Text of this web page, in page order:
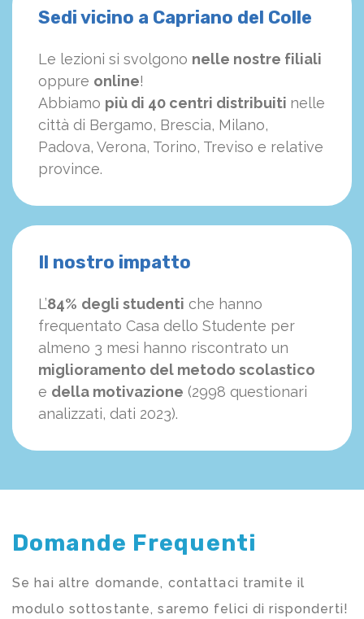
Sedi vicino a Capriano del Colle
Le lezioni si svolgono nelle nostre filiali
oppure online!
Abbiamo più di 40 centri distribuiti nelle
città di Bergamo, Brescia, Milano,
Padova, Verona, Torino, Treviso e relative
province.
Il nostro impatto
L’84% degli studenti che hanno
frequentato Casa dello Studente per
almeno 3 mesi hanno riscontrato un
miglioramento del metodo scolastico
e della motivazione (2998 questionari
analizzati, dati 2023).
Domande Frequenti
Se hai altre domande, contattaci tramite il
modulo sottostante, saremo felici di risponderti!